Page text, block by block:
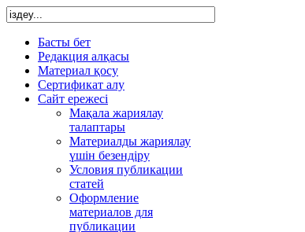
Басты бет
Редакция алқасы
Материал қосу
Сертификат алу
Сайт ережесі
Мақала жариялау
талаптары
Материалды жариялау
үшін безендіру
Условия публикации
статей
Оформление
материалов для
публикации